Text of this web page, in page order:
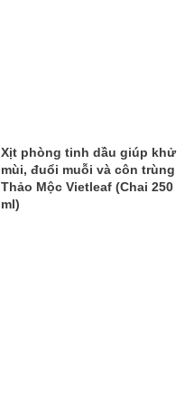
Xịt phòng tinh dầu giúp khử
mùi, đuổi muỗi và côn trùng
Thảo Mộc Vietleaf (Chai 250
ml)